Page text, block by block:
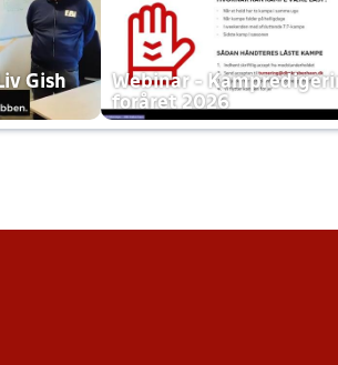
Gish
Webinar -
foråret 2026